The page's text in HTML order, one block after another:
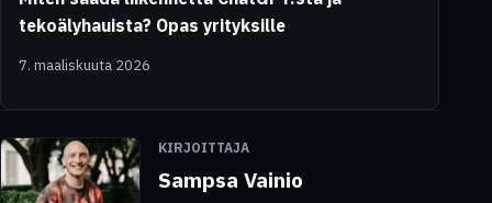
tekoälyhauista? Opas yrityksille
7. maaliskuuta 2026
KIRJOITTAJA
Sampsa Vainio